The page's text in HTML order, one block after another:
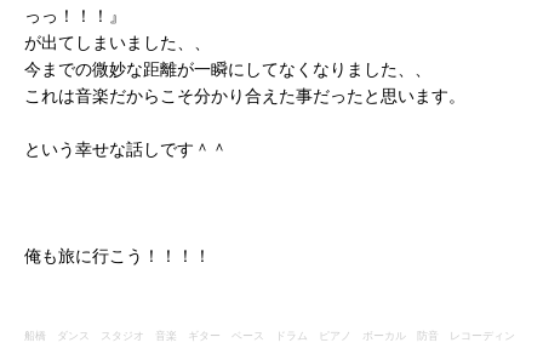
っっ！！！』
が出てしまいました、、
今までの微妙な距離が一瞬にしてなくなりました、、
これは音楽だからこそ分かり合えた事だったと思います。
という幸せな話しです＾＾
俺も旅に行こう！！！！
船橋 ダンス スタジオ 音楽 ギター ベース ドラム ピアノ ボーカル 防音 レコーディン